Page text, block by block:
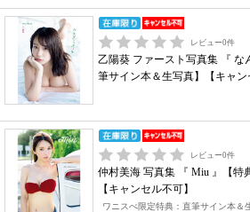
レビュー0件
乙陽葵 ファースト写真集 『
筆サイン本＆生写真】【キャン
レビュー0件
仲村美海 写真集 『 Miu 』【特
【キャンセル不可】
ワニスぺ限定特典：直筆サイン本＆